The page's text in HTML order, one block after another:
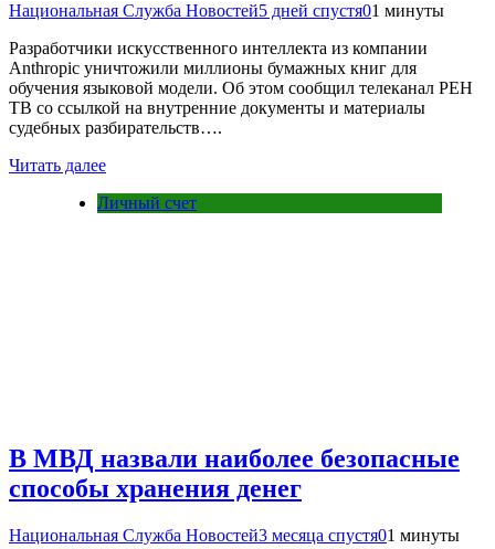
Национальная Служба Новостей5 дней спустя01 минуты
Разработчики искусственного интеллекта из компании
Anthropic уничтожили миллионы бумажных книг для
обучения языковой модели. Об этом сообщил телеканал РЕН
ТВ со ссылкой на внутренние документы и материалы
судебных разбирательств….
Читать далее
Личный счет
В МВД назвали наиболее безопасные
способы хранения денег
Национальная Служба Новостей3 месяца спустя01 минуты